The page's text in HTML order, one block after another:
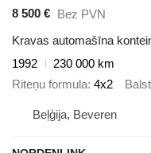
8 500 € Bez PVN
Kravas automašīna
1992
230 000 km
Riteņu formula 4x2
Beļģija, Beveren